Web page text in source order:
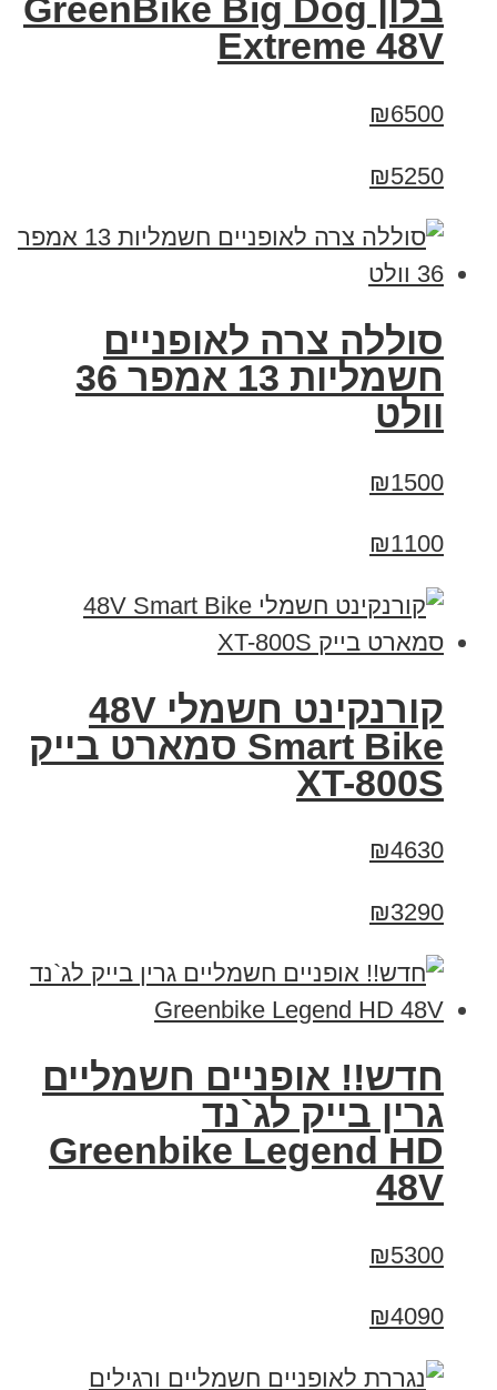
בלון GreenBike Big Dog
Extreme 48V
₪6500
₪5250
סוללה צרה לאופניים
חשמליות 13 אמפר 36
וולט
₪1500
₪1100
קורנקינט חשמלי 48V
Smart Bike סמארט בייק
XT-800S
₪4630
₪3290
חדש!! אופניים חשמליים
גרין בייק לג`נד
Greenbike Legend HD
48V
₪5300
₪4090